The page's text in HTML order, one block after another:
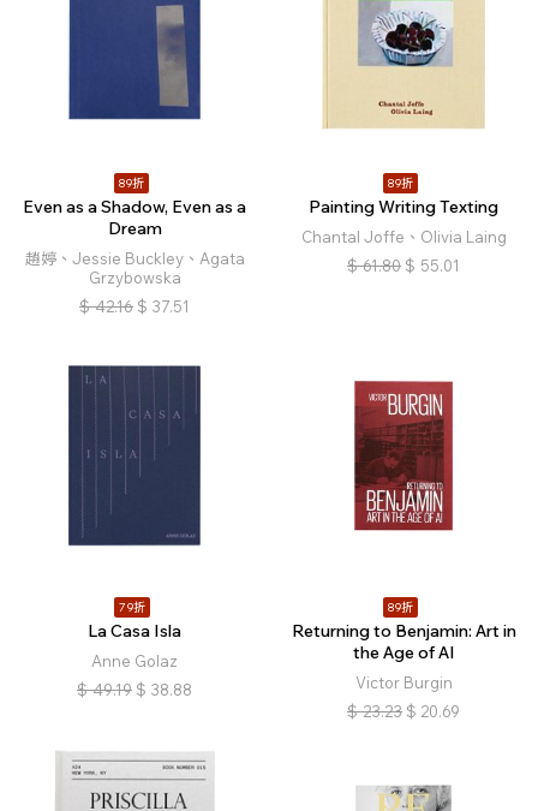
89折
Even as a Shadow, Even as a
Dream
趙婷、Jessie Buckley、Agata
Grzybowska
$ 42.16 $ 37.51
89折
Painting Writing Texting
Chantal Joffe、Olivia Laing
$ 61.80 $ 55.01
79折
La Casa Isla
Anne Golaz
$ 49.19 $ 38.88
89折
Returning to Benjamin: Art in
the Age of AI
Victor Burgin
$ 23.23 $ 20.69